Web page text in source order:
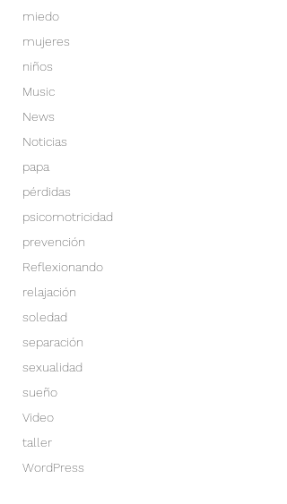
miedo
mujeres
niños
Music
News
Noticias
papa
pérdidas
psicomotricidad
prevención
Reflexionando
relajación
soledad
separación
sexualidad
sueño
Video
taller
WordPress